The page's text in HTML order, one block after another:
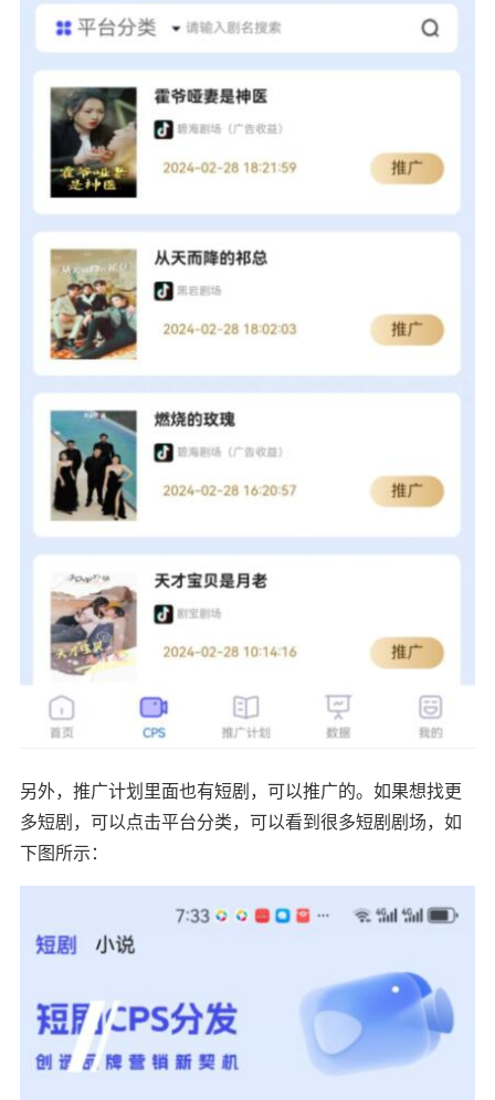
另外，推广计划里面也有短剧，可以推广的。如果想找更
多短剧，可以点击平台分类，可以看到很多短剧剧场，如
下图所示：